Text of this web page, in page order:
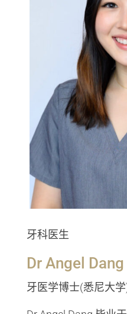
牙科医生
Dr Angel Dang
牙医学博士(悉尼大